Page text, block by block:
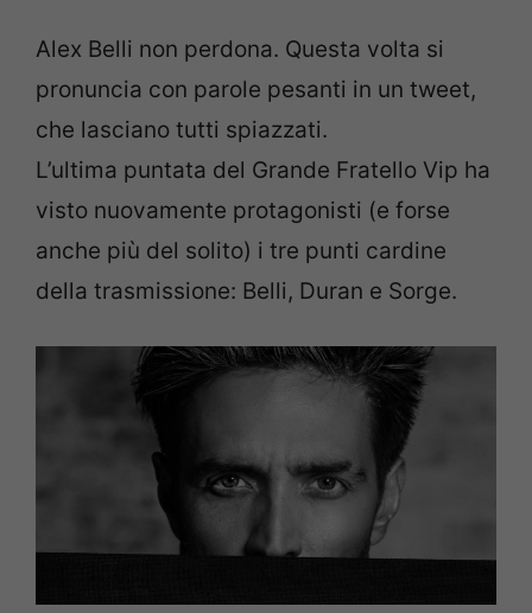
Alex Belli non perdona. Questa volta si
pronuncia con parole pesanti in un tweet,
che lasciano tutti spiazzati.
L’ultima puntata del Grande Fratello Vip ha
visto nuovamente protagonisti (e forse
anche più del solito) i tre punti cardine
della trasmissione: Belli, Duran e Sorge.